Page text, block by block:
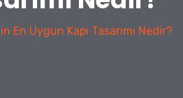
En Uygun Kapı Tasarımı Nedir?